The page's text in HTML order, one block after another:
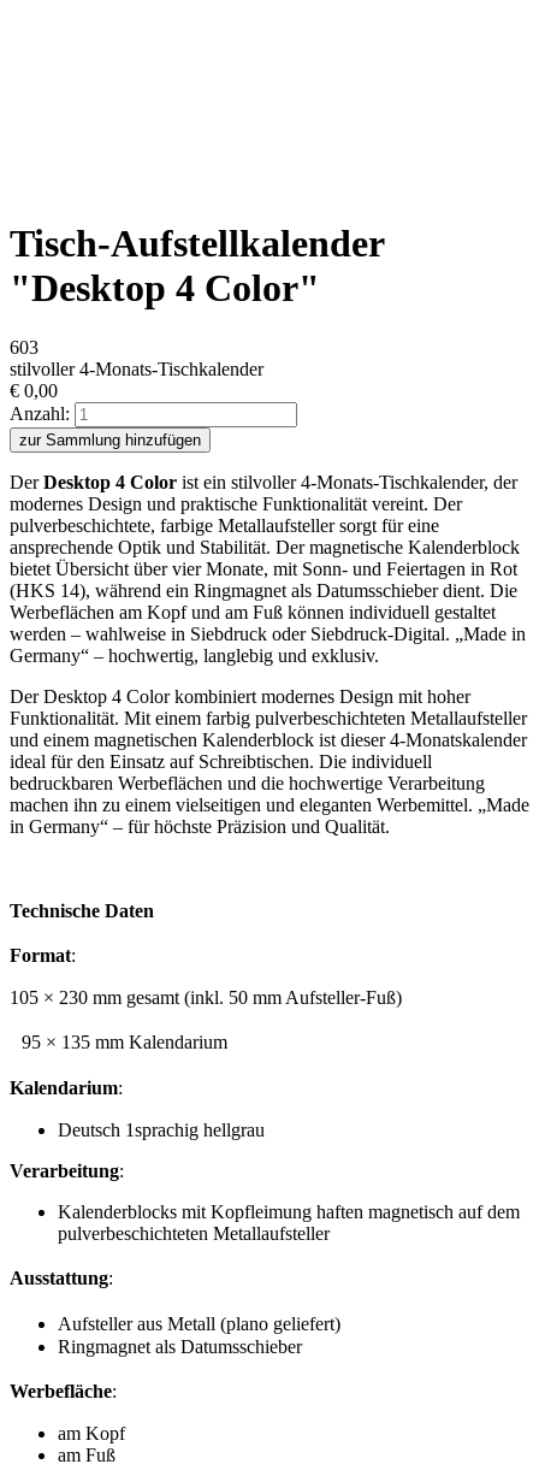
Tisch-Aufstellkalender
"Desktop 4 Color"
603
stilvoller 4-Monats-Tischkalender
€ 0,00
Anzahl:
zur Sammlung hinzufügen
DerDesktop 4 Color ist ein stilvoller 4-Monats-Tischkalender, der
modernes Design und praktische Funktionalität vereint. Der
pulverbeschichtete, farbige Metallaufsteller sorgt für eine
ansprechende Optik und Stabilität. Der magnetische Kalenderblock
bietet Übersicht über vier Monate, mit Sonn- und Feiertagen in Rot
(HKS 14), während ein Ringmagnet als Datumsschieber dient. Die
Werbeflächen am Kopf und am Fuß können individuell gestaltet
werden – wahlweise in Siebdruck oder Siebdruck-Digital. „Made in
Germany“ – hochwertig, langlebig und exklusiv.
Der Desktop 4 Color kombiniert modernes Design mit hoher
Funktionalität. Mit einem farbig pulverbeschichteten Metallaufsteller
und einem magnetischen Kalenderblock ist dieser 4-Monatskalender
ideal für den Einsatz auf Schreibtischen. Die individuell
bedruckbaren Werbeflächen und die hochwertige Verarbeitung
machen ihn zu einem vielseitigen und eleganten Werbemittel. „Made
in Germany“ – für höchste Präzision und Qualität.
Technische Daten
Format:
105 × 230 mm gesamt (inkl. 50 mm Aufsteller-Fuß)
95 × 135 mm Kalendarium
Kalendarium:
Deutsch 1sprachig hellgrau
Verarbeitung:
Kalenderblocks mit Kopfleimung haften magnetisch auf dem
pulverbeschichteten Metallaufsteller
Ausstattung:
Aufsteller aus Metall (plano geliefert)
Ringmagnet als Datumsschieber
Werbefläche:
am Kopf
am Fuß